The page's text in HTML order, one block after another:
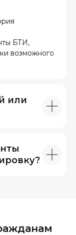
БТИ,
возможного
или